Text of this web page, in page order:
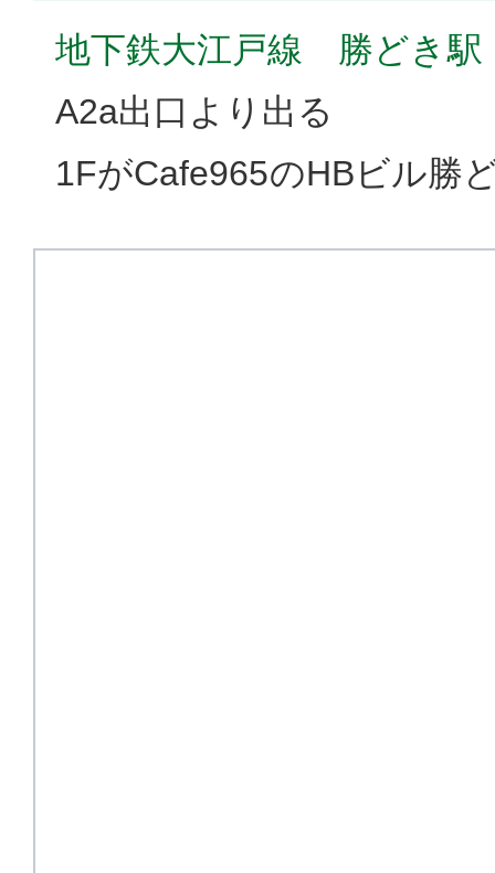
地下鉄大江戸線 勝どき
A2a出口より出る
1FがCafe965のHBビル勝